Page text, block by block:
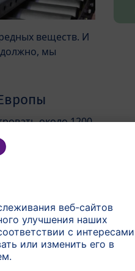
веществ. И
должно, мы
около 1200